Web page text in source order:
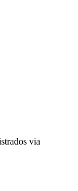
via